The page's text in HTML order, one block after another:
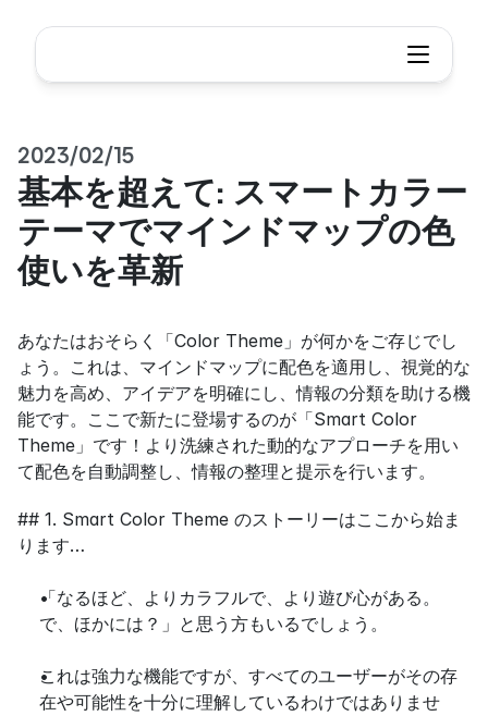
2023/02/15
基本を超えて: スマートカラー
テーマでマインドマップの色
使いを革新
あなたはおそらく「Color Theme」が何かをご存じでし
ょう。これは、マインドマップに配色を適用し、視覚的な
魅力を高め、アイデアを明確にし、情報の分類を助ける機
能です。ここで新たに登場するのが「Smart Color
Theme」です！より洗練された動的なアプローチを用い
て配色を自動調整し、情報の整理と提示を行います。
## 1. Smart Color Theme のストーリーはここから始ま
ります…
「なるほど、よりカラフルで、より遊び心がある。
で、ほかには？」と思う方もいるでしょう。
これは強力な機能ですが、すべてのユーザーがその存
在や可能性を十分に理解しているわけではありませ